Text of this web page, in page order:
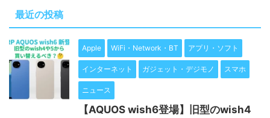
最近の投稿
Apple WiFi・Network・BT アプリ・ソフト
インターネット ガジェット・デジモノ スマホ
ニュース
【AQUOS wish6登場】旧型のwish4